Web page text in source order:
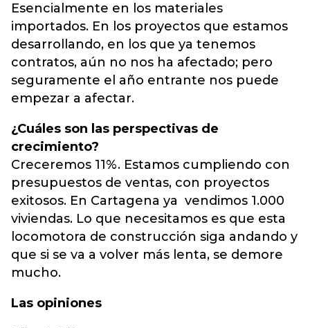
Esencialmente en los materiales
importados. En los proyectos que estamos
desarrollando, en los que ya tenemos
contratos, aún no nos ha afectado; pero
seguramente el año entrante nos puede
empezar a afectar.
¿Cuáles son las perspectivas de
crecimiento?
Creceremos 11%. Estamos cumpliendo con
presupuestos de ventas, con proyectos
exitosos. En Cartagena ya vendimos 1.000
viviendas. Lo que necesitamos es que esta
locomotora de construcción siga andando y
que si se va a volver más lenta, se demore
mucho.
Las opiniones